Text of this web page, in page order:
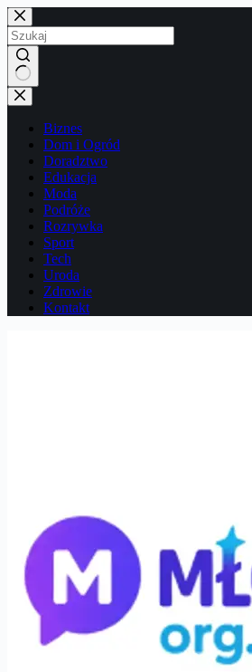
Przejdź
do
treści
Brak
wyników
Biznes
Dom i Ogród
Doradztwo
Edukacja
Moda
Podróże
Rozrywka
Sport
Tech
Uroda
Zdrowie
Kontakt